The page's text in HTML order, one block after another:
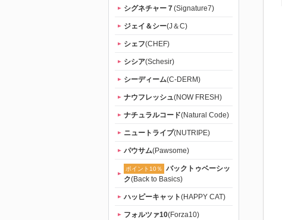
シグネチャー７(Signature7)
ジェイ＆シー(J＆C)
シェフ(CHEF)
シシア(Schesir)
シーディーム(C-DERM)
ナウフレッシュ(NOW FRESH)
ナチュラルコード(Natural Code)
ニュートライプ(NUTRIPE)
パウサム(Pawsome)
ポイント10％
バックトゥベーシッ
ク(Back to Basics)
ハッピーキャット(HAPPY CAT)
フォルツァ10(Forza10)